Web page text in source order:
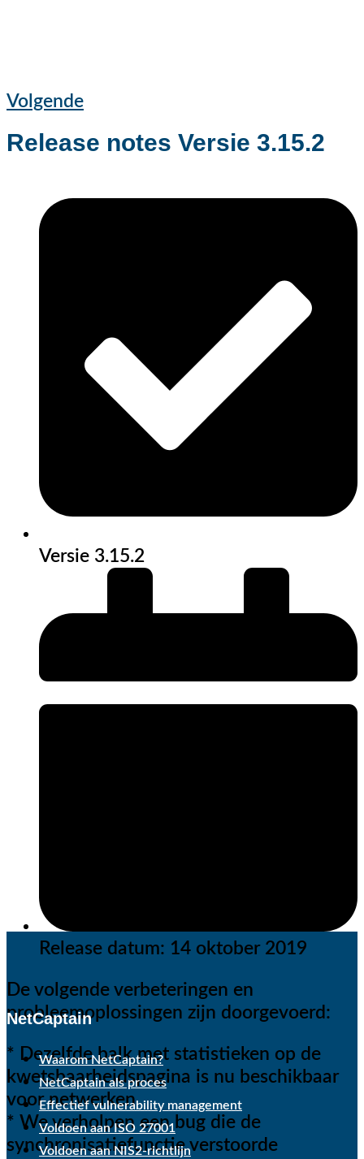
Volgende
Release notes Versie 3.15.2
Versie 3.15.2
Release datum: 14 oktober 2019
De volgende verbeteringen en
probleemoplossingen zijn doorgevoerd:
* Dezelfde balk met statistieken op de
kwetsbaarheidspagina is nu beschikbaar
voor netwerken
* We verholpen een bug die de
synchronisatiefunctie verstoorde
NetCaptain
MenuWaarom NetCaptain?
NetCaptain als proces
Effectief vulnerability management
Voldoen aan ISO 27001
Voldoen aan NIS2-richtlijn